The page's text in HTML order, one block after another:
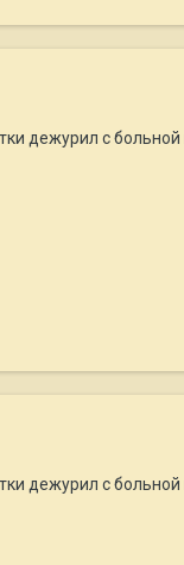
дежурил с
дежурил с